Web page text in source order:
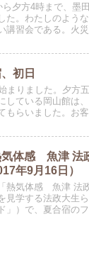
夕方4時まで、墨
た。わたしのよう
講習会である。火
初日
まりました。夕方
している岡山館は
もらいました。お
気体感 魚津 法
年9月16日）
熱気体感 魚津 法
見学する法政大生
」）で、夏合宿の